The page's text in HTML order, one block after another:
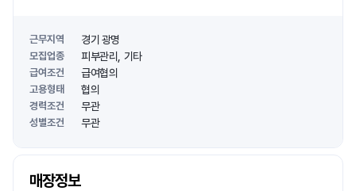
근무지역 경기 광명
모집업종 피부관리 기타
급여조건 급여협의
고용형태 협의
경력조건 무관
성별조건 무관
매장정보